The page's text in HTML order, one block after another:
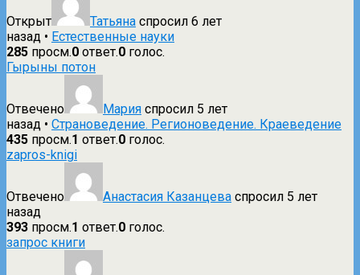
Открыт Татьяна спросил 6 лет
назад • Естественные науки
285 просм.0 ответ.0 голос.
Гырыны потон
Отвечено Мария спросил 5 лет
назад • Страноведение. Регионоведение. Краеведение
435 просм.1 ответ.0 голос.
zapros-knigi
Отвечено Анастасия Казанцева спросил 5 лет
назад
393 просм.1 ответ.0 голос.
запрос книги